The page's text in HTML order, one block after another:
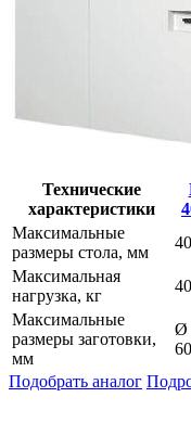
Технические
характеристики
Максимальные
размеры стола, мм
Максимальная
нагрузка, кг
Максимальные
размеры заготовки,
мм
Ø
Подобрать аналог